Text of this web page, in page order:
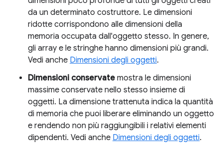
da un determinato costruttore. Le dimensioni
ridotte corrispondono alle dimensioni della
memoria occupata dall'oggetto stesso. In genere,
gli array e le stringhe hanno dimensioni più grandi.
Vedi anche Dimensioni degli oggetti.
Dimensioni conservate mostra le dimensioni
massime conservate nello stesso insieme di
oggetti. La dimensione trattenuta indica la quantità
di memoria che puoi liberare eliminando un oggetto
e rendendo non più raggiungibili i relativi elementi
dipendenti. Vedi anche Dimensioni degli oggetti.